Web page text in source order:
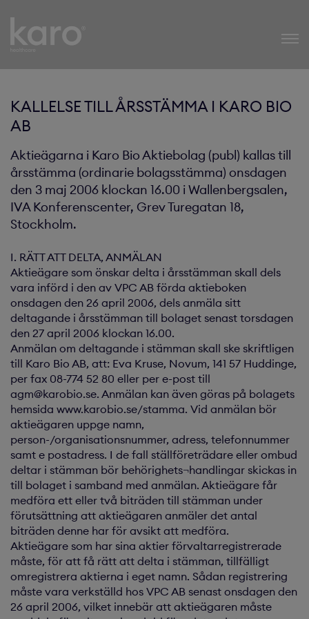
Karo Healthcare
KALLELSE TILL ÅRSSTÄMMA I KARO BIO
AB
Aktieägarna i Karo Bio Aktiebolag (publ) kallas till
årsstämma (ordinarie bolagsstämma) onsdagen
den 3 maj 2006 klockan 16.00 i Wallenbergsalen,
IVA Konferenscenter, Grev Turegatan 18,
Stockholm.
I. RÄTT ATT DELTA, ANMÄLAN
Aktieägare som önskar delta i årsstämman skall dels
vara införd i den av VPC AB förda aktieboken
onsdagen den 26 april 2006, dels anmäla sitt
deltagande i årsstämman till bolaget senast torsdagen
den 27 april 2006 klockan 16.00.
Anmälan om deltagande i stämman skall ske skriftligen
till Karo Bio AB, att: Eva Kruse, Novum, 141 57 Huddinge,
per fax 08-774 52 80 eller per e-post till
agm@karobio.se. Anmälan kan även göras på bolagets
hemsida www.karobio.se/stamma. Vid anmälan bör
aktieägaren uppge namn,
person-/organisationsnummer, adress, telefonnummer
samt e postadress. I de fall ställföreträdare eller ombud
deltar i stämman bör behörighets¬handlingar skickas in
till bolaget i samband med anmälan. Aktieägare får
medföra ett eller två biträden till stämman under
förutsättning att aktieägaren anmäler det antal
biträden denne har för avsikt att medföra.
Aktieägare som har sina aktier förvaltarregistrerade
måste, för att få rätt att delta i stämman, tillfälligt
omregistrera aktierna i eget namn. Sådan registrering
måste vara verkställd hos VPC AB senast onsdagen den
26 april 2006, vilket innebär att aktieägaren måste